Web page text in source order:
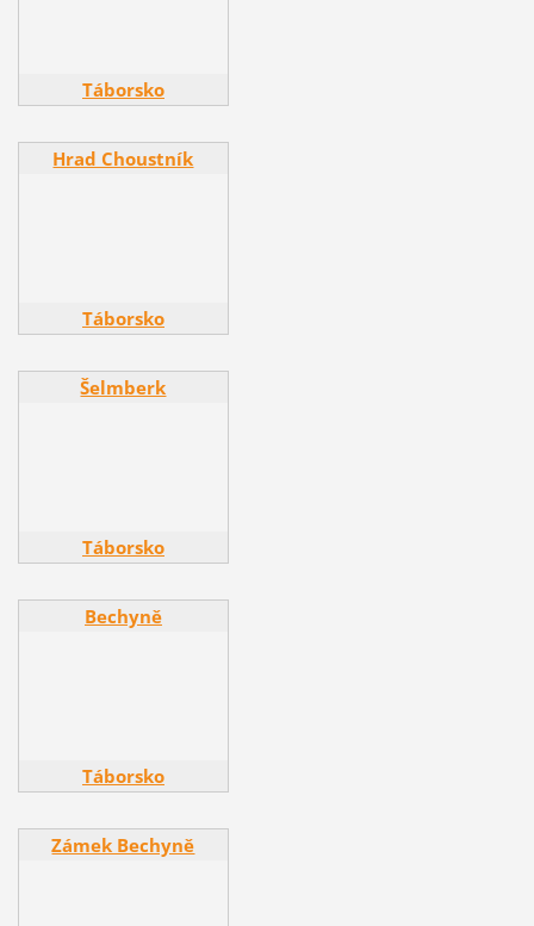
Táborsko
Hrad Choustník
Hrad Choustník
Táborsko
Šelmberk
Šelmberk
Táborsko
Bechyně
Bechyně
Táborsko
Zámek Bechyně
Zámek Bechyně